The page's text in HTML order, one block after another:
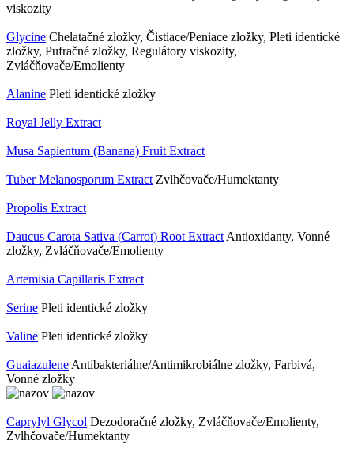
viskozity
Glycine Chelatačné zložky, Čistiace/Peniace zložky, Pleti identické
zložky, Pufračné zložky, Regulátory viskozity,
Zvláčňovače/Emolienty
Alanine Pleti identické zložky
Royal Jelly Extract
Musa Sapientum (Banana) Fruit Extract
Tuber Melanosporum Extract Zvlhčovače/Humektanty
Propolis Extract
Daucus Carota Sativa (Carrot) Root Extract Antioxidanty, Vonné
zložky, Zvláčňovače/Emolienty
Artemisia Capillaris Extract
Serine Pleti identické zložky
Valine Pleti identické zložky
Guaiazulene Antibakteriálne/Antimikrobiálne zložky, Farbivá,
Vonné zložky
Caprylyl Glycol Dezodoračné zložky, Zvláčňovače/Emolienty,
Zvlhčovače/Humektanty